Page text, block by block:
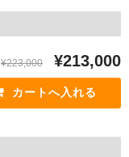
¥223,000 ¥213,000